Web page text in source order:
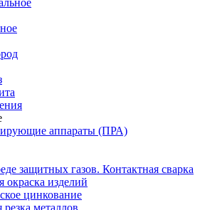
аппараты (ПРА)
защитных газов. Контактная сварка
окраска изделий
цинкование
металлов